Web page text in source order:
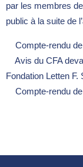
par les membres
public à la suite de
Compte-rendu de
Avis du CFA
Fondation Letten F.
Compte-rendu de